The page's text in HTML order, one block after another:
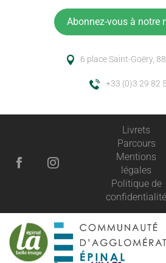
Abonnez-vous à notre
6 place Saint-Goëry,
+33 (0)3 29 82
Livrets
Parcours
Mentions
légales
Politique de
confidentialité